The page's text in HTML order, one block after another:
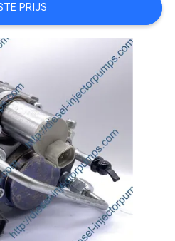
PRIJS